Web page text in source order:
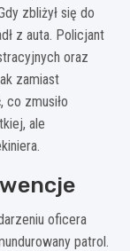
zbliżył się do
z auta. Policjant
oraz
zamiast
co zmusiło
ale
oficera
patrol.